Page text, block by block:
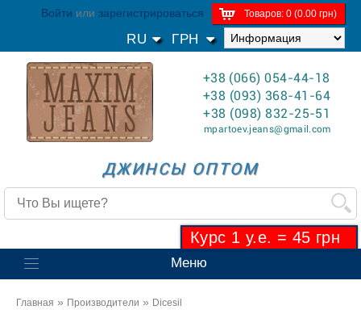
Товаров: 0 (0.00 грн)
Войти или зарегистрироваться
ГРН
RU
ДЖИНСЫ ОПТОМ
+38 (066) 054-44-18
+38 (093) 368-41-64
+38 (098) 832-25-51
mpartoev.jeans@gmail.com
Курс 1 у.е. = 45 грн
Меню
Главная » Производители » Dicesil